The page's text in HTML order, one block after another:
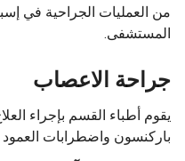
من العمليات الجراحية في
المستشفى.
جراحة الاعصاب
يقوم أطباء القسم بإجراء
باركنسون واضطرابات العمود